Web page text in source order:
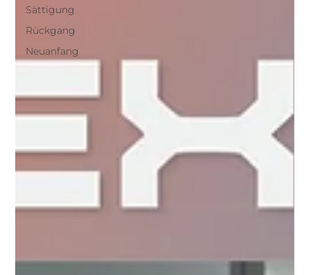
Sättigung
Rückgang
Neuanfang